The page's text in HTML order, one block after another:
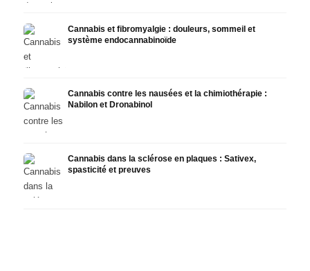
Cannabis et fibromyalgie : douleurs, sommeil et
système endocannabinoïde
Cannabis contre les nausées et la chimiothérapie :
Nabilon et Dronabinol
Cannabis dans la sclérose en plaques : Sativex,
spasticité et preuves